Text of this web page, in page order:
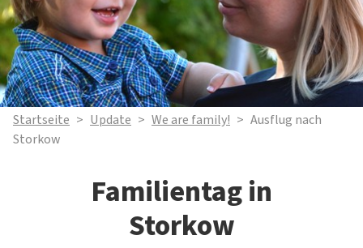
Startseite > Update > We are family! > Ausflug nach
Storkow
Familientag in
Storkow